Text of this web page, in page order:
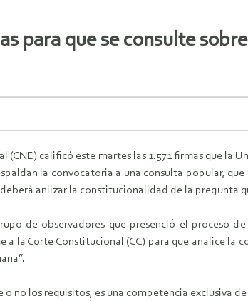
para que se consulte
(CNE) calificó este martes las 1.571 firmas que la
la convocatoria a una consulta popular,
deberá anlizar la constitucionalidad de la pregunta
de observadores que presenció el proceso
a la Corte Constitucional (CC) para que analice
no los requisitos, es una competencia exclusiva